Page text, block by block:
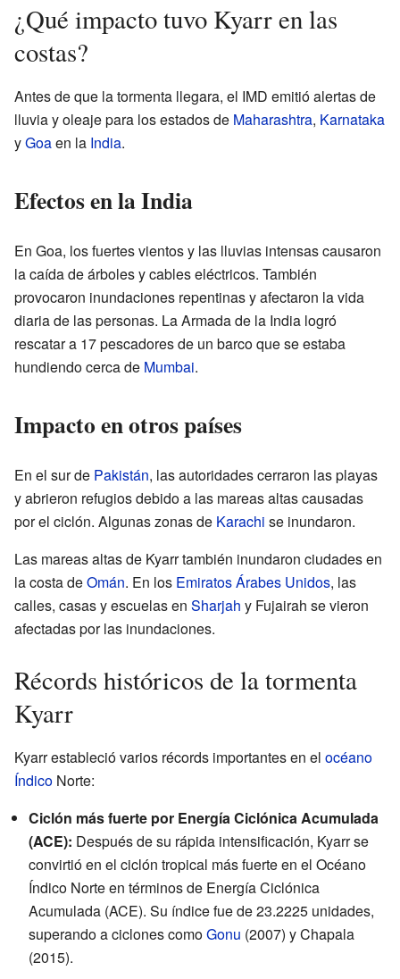
¿Qué impacto tuvo Kyarr en las
costas?
Antes de que la tormenta llegara, el IMD emitió alertas de
lluvia y oleaje para los estados de Maharashtra, Karnataka
yGoaen la India.
Efectos en la India
En Goa, los fuertes vientos y las lluvias intensas causaron
la caída de árboles y cables eléctricos. También
provocaron inundaciones repentinas y afectaron la vida
diaria de las personas. La Armada de la India logró
rescatar a 17 pescadores de un barco que se estaba
hundiendo cerca de Mumbai.
Impacto en otros países
En el sur de Pakistán, las autoridades cerraron las playas
y abrieron refugios debido a las mareas altas causadas
por el ciclón. Algunas zonas de Karachi se inundaron.
Las mareas altas de Kyarr también inundaron ciudades en
la costa deOmán. En los Emiratos Árabes Unidos, las
calles, casas y escuelas en Sharjah y Fujairah se vieron
afectadas por las inundaciones.
Récords históricos de la tormenta
Kyarr
Kyarr estableció varios récords importantes en el océano
Índico Norte:
Ciclón más fuerte por Energía Ciclónica Acumulada
(ACE): Después de su rápida intensificación, Kyarr se
convirtió en el ciclón tropical más fuerte en el Océano
Índico Norte en términos de Energía Ciclónica
Acumulada (ACE). Su índice fue de 23.2225 unidades,
superando a ciclones comoGonu (2007) y Chapala
(2015).